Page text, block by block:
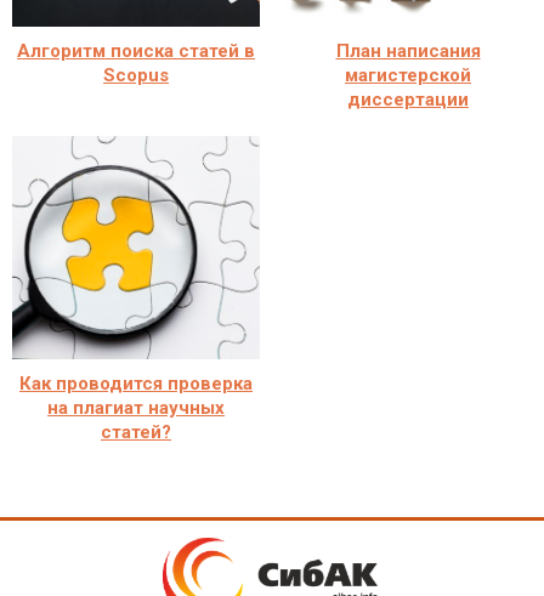
Алгоритм поиска статей в
Scopus
План написания
магистерской
диссертации
Как проводится проверка
на плагиат научных
статей?